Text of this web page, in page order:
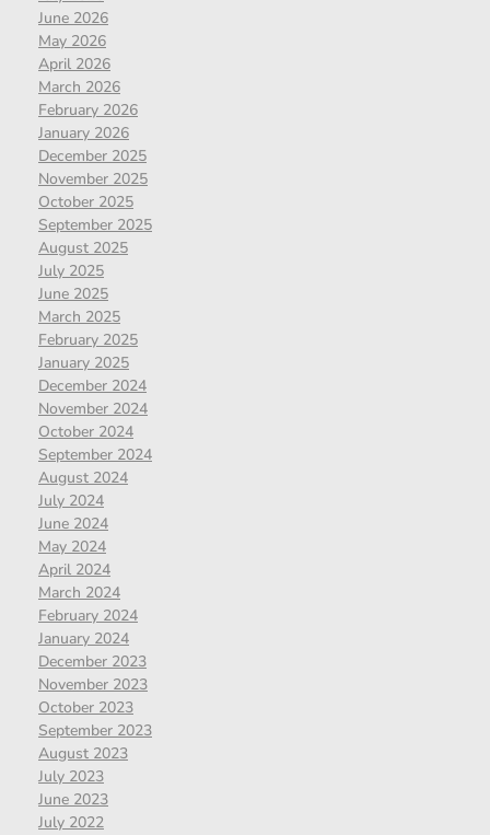
June 2026
May 2026
April 2026
March 2026
February 2026
January 2026
December 2025
November 2025
October 2025
September 2025
August 2025
July 2025
June 2025
March 2025
February 2025
January 2025
December 2024
November 2024
October 2024
September 2024
August 2024
July 2024
June 2024
May 2024
April 2024
March 2024
February 2024
January 2024
December 2023
November 2023
October 2023
September 2023
August 2023
July 2023
June 2023
July 2022